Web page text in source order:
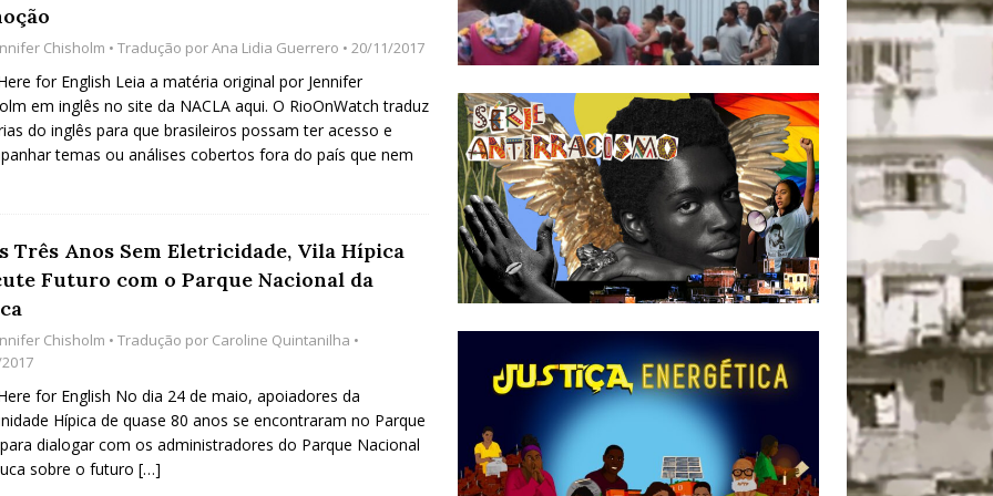
Começou com uma Praça em Ramos [OPINIÃO]
Agroecológico com os Povos das Águas Reúne
e Inauguração da Feira da Praia do Remanso
Nova Via Mobilidade 10 Anos Após Rio2016
Chisholm • Tradução porAna Lidia Guerrero • 20/11/2017
for English Leia a matéria original por Jennifer
em inglês no site da NACLA aqui. O RioOnWatch traduz
do inglês para que brasileiros possam ter acesso e
temas ou análises cobertos fora do país que nem
Três Anos Sem Eletricidade, Vila Hípica
Futuro com o Parque Nacional da
Chisholm • Tradução por Caroline Quintanilha •
for English No dia 24 de maio, apoiadores da
Hípica de quase 80 anos se encontraram no Parque
dialogar com os administradores do Parque Nacional
sobre o futuro […]